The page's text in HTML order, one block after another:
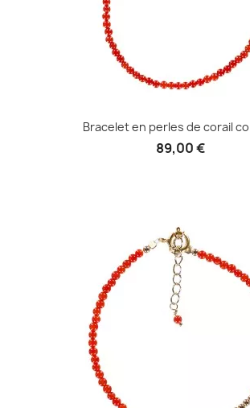
Bracelet en perles de corail
89,00 €